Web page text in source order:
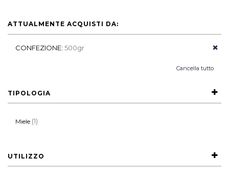
ATTUALMENTE ACQUISTI DA:
CONFEZIONE: 500gr
Cancella tutto
TIPOLOGIA
Miele (1)
UTILIZZO